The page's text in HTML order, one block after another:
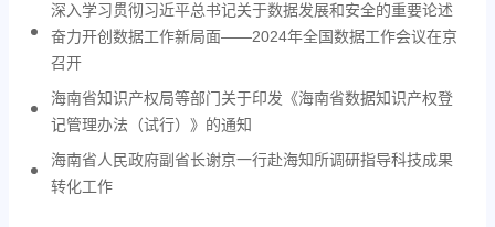
深入学习贯彻习近平总书记关于数据发展和安全的重要论述
奋力开创数据工作新局面——2024年全国数据工作会议在京
召开
海南省知识产权局等部门关于印发《海南省数据知识产权登
记管理办法（试行）》的通知
海南省人民政府副省长谢京一行赴海知所调研指导科技成果
转化工作